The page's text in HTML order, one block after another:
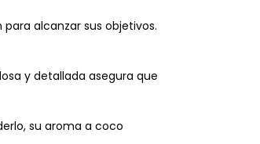
alcanzar sus objetivos.
y detallada asegura que
su aroma a coco